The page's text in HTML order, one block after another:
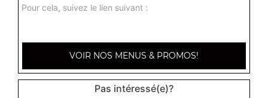
Pour cela, suivez le lien suivant :
VOIR NOS MENUS & PROMOS!
Pas intéressé(e)?